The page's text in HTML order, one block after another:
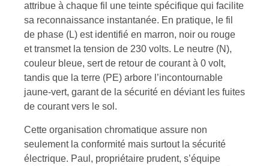
attribue à chaque fil une teinte spécifique qui facilite
sa reconnaissance instantanée. En pratique, le fil
de phase (L) est identifié en marron, noir ou rouge
et transmet la tension de 230 volts. Le neutre (N),
couleur bleue, sert de retour de courant à 0 volt,
tandis que la terre (PE) arbore l’incontournable
jaune-vert, garant de la sécurité en déviant les fuites
de courant vers le sol.
Cette organisation chromatique assure non
seulement la conformité mais surtout la sécurité
électrique. Paul, propriétaire prudent, s’équipe